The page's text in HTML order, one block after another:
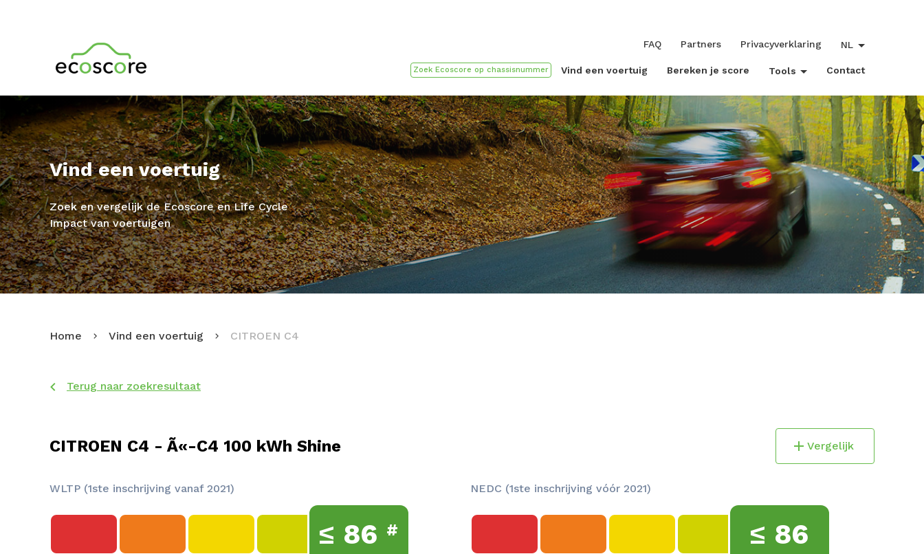
Vind een voertuig Bereken je score Tools Contact
FAQ Partners Privacyverklaring NL
Vind een voertuig
Zoek en vergelijk de Ecoscore en Life Cycle
Impact van voertuigen
Home Vind een voertuig CITROEN C4
Terug naar zoekresultaat
CITROEN C4 - Ã«-C4 100 kWh Shine Vergelijk
WLTP (1ste inschrijving vanaf 2021)
≤ 86 #
NEDC (1ste inschrijving vóór 2021)
≤ 86